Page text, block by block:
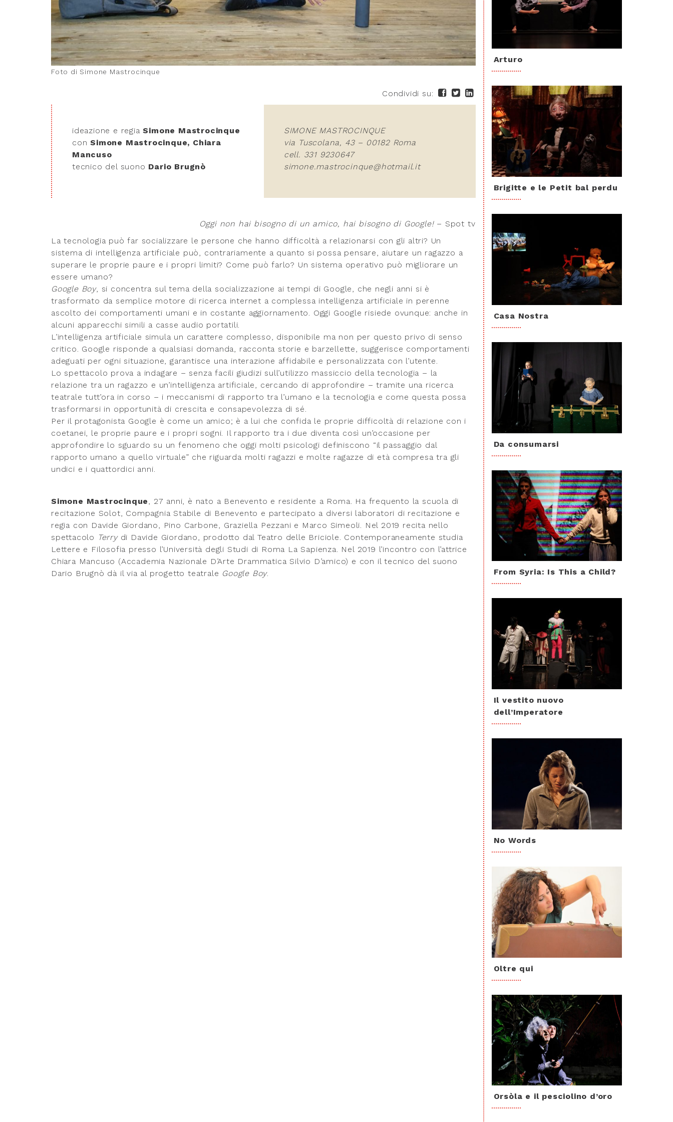
Foto di Simone Mastrocinque
Condividi su:
ideazione e regiaSimone Mastrocinque
conSimone Mastrocinque, Chiara
Mancuso
tecnico del suono Dario Brugnò
SIMONE MASTROCINQUE
via Tuscolana, 43 – 00182 Roma
cell. 331 9230647
simone.mastrocinque@hotmail.it
Oggi non hai bisogno di un amico, hai bisogno di Google! – Spot tv
La tecnologia può far socializzare le persone che hanno difficoltà a relazionarsi con gli altri? Un
sistema di intelligenza artificiale può, contrariamente a quanto si possa pensare, aiutare un ragazzo a
superare le proprie paure e i propri limiti? Come può farlo? Un sistema operativo può migliorare un
essere umano?
Google Boy, si concentra sul tema della socializzazione ai tempi di Google, che negli anni si è
trasformato da semplice motore di ricerca internet a complessa intelligenza artificiale in perenne
ascolto dei comportamenti umani e in costante aggiornamento. Oggi Google risiede ovunque: anche in
alcuni apparecchi simili a casse audio portatili.
L’intelligenza artificiale simula un carattere complesso, disponibile ma non per questo privo di senso
critico. Google risponde a qualsiasi domanda, racconta storie e barzellette, suggerisce comportamenti
adeguati per ogni situazione, garantisce una interazione affidabile e personalizzata con l’utente.
Lo spettacolo prova a indagare – senza facili giudizi sull’utilizzo massiccio della tecnologia – la
relazione tra un ragazzo e un’intelligenza artificiale, cercando di approfondire – tramite una ricerca
teatrale tutt’ora in corso – i meccanismi di rapporto tra l’umano e la tecnologia e come questa possa
trasformarsi in opportunità di crescita e consapevolezza di sé.
Per il protagonista Google è come un amico; è a lui che confida le proprie difficoltà di relazione con i
coetanei, le proprie paure e i propri sogni. Il rapporto tra i due diventa così un’occasione per
approfondire lo sguardo su un fenomeno che oggi molti psicologi definiscono “il passaggio dal
rapporto umano a quello virtuale” che riguarda molti ragazzi e molte ragazze di età compresa tra gli
undici e i quattordici anni.
Simone Mastrocinque, 27 anni, è nato a Benevento e residente a Roma. Ha frequento la scuola di
recitazione Solot, Compagnia Stabile di Benevento e partecipato a diversi laboratori di recitazione e
regia con Davide Giordano, Pino Carbone, Graziella Pezzani e Marco Simeoli. Nel 2019 recita nello
spettacolo Terrydi Davide Giordano, prodotto dal Teatro delle Briciole. Contemporaneamente studia
Lettere e Filosofia presso l’Università degli Studi di Roma La Sapienza. Nel 2019 l’incontro con l’attrice
Chiara Mancuso (Accademia Nazionale D’Arte Drammatica Silvio D’amico) e con il tecnico del suono
Dario Brugnò dà il via al progetto teatrale Google Boy.
Arturo
Brigitte e le Petit bal perdu
Casa Nostra
Da consumarsi
From Syria: Is This a Child?
Il vestito nuovo
dell’Imperatore
No Words
Oltre qui
Orsòla e il pesciolino d’oro